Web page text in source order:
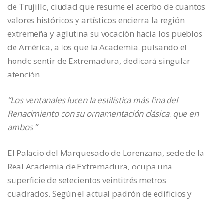
de Trujillo, ciudad que resume el acerbo de cuantos
valores históricos y artísticos encierra la región
extremeña y aglutina su vocación hacia los pueblos
de América, a los que la Academia, pulsando el
hondo sentir de Extremadura, dedicará singular
atención.
“Los ventanales lucen la estilística más fina del
Renacimiento con su ornamentación clásica. que en
ambos ”
El Palacio del Marquesado de Lorenzana, sede de la
Real Academia de Extremadura, ocupa una
superficie de setecientos veintitrés metros
cuadrados. Según el actual padrón de edificios y